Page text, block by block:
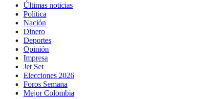
Últimas noticias
Política
Nación
Dinero
Deportes
Opinión
Impresa
Jet Set
Elecciones 2026
Foros Semana
Mejor Colombia